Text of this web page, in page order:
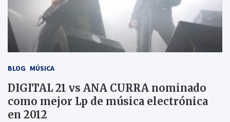
BLOG MÚSICA
DIGITAL 21 vs ANA CURRA nominado
como mejor Lp de música electrónica
en 2012